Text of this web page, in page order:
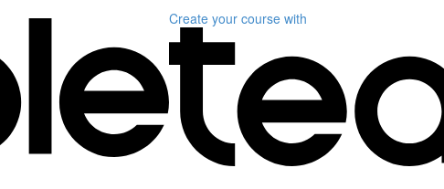
Create your course with